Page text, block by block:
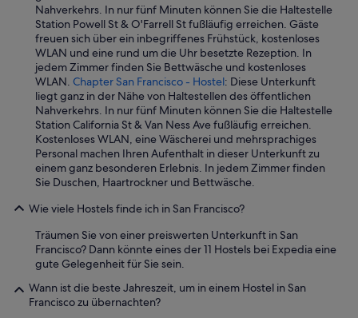
q
o
Nahverkehrs. In nur fünf Minuten können Sie die Haltestelle
Station Powell St & O'Farrell St fußläufig erreichen. Gäste
freuen sich über ein inbegriffenes Frühstück, kostenloses
WLAN und eine rund um die Uhr besetzte Rezeption. In
jedem Zimmer finden Sie Bettwäsche und kostenloses
WLAN. Chapter San Francisco - Hostel: Diese Unterkunft
liegt ganz in der Nähe von Haltestellen des öffentlichen
Nahverkehrs. In nur fünf Minuten können Sie die Haltestelle
Station California St & Van Ness Ave fußläufig erreichen.
Kostenloses WLAN, eine Wäscherei und mehrsprachiges
Personal machen Ihren Aufenthalt in dieser Unterkunft zu
einem ganz besonderen Erlebnis. In jedem Zimmer finden
Sie Duschen, Haartrockner und Bettwäsche.
Wie viele Hostels finde ich in San Francisco?
Träumen Sie von einer preiswerten Unterkunft in San
Francisco? Dann könnte eines der 11 Hostels bei Expedia eine
gute Gelegenheit für Sie sein.
Wann ist die beste Jahreszeit, um in einem Hostel in San
Francisco zu übernachten?